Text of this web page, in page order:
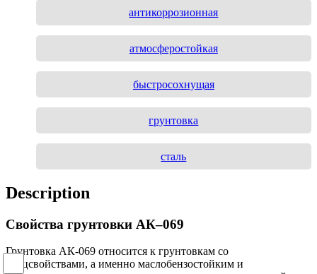
антикоррозионная
атмосферостойкая
быстросохнущая
грунтовка
сталь
Description
Свойства грунтовки АК–069
Грунтовка АК-069 относится к грунтовкам со
спецсвойствами, а именно маслобензостойким и